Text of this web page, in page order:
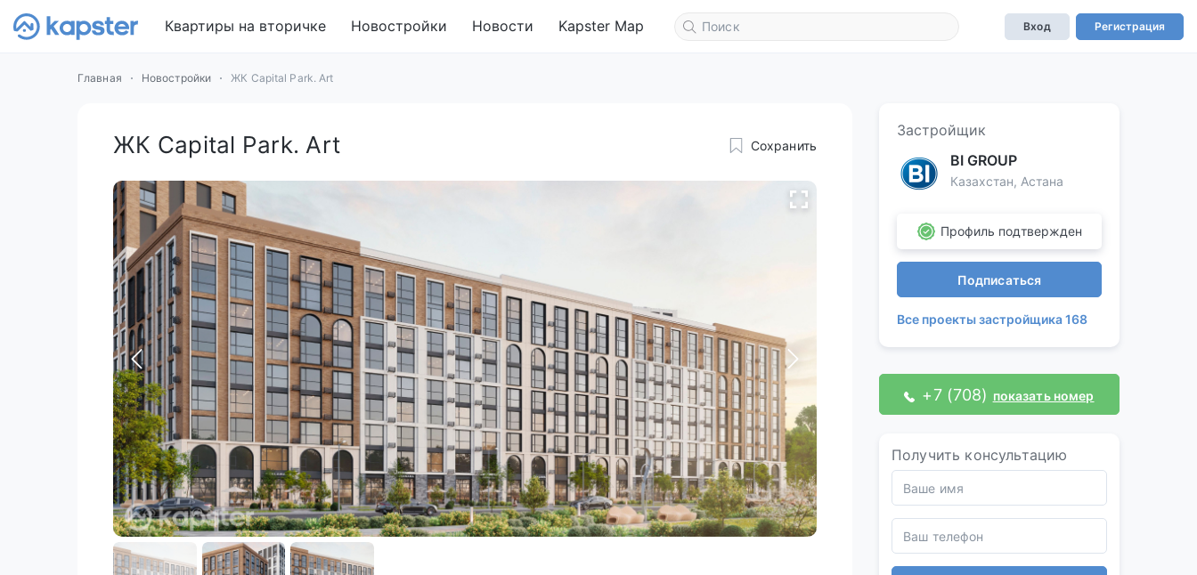
Квартиры на вторичке Новостройки Новости Kapster Map Вход Регистрация
Главная Новостройки ЖК Capital Park. Art
ЖК Capital Park. Art Сохранить
Застройщик
BI GROUP
Казахстан, Астана
Профиль подтвержден
Подписаться
Все проекты застройщика 168
+7 (708) показать номер
Получить консультацию